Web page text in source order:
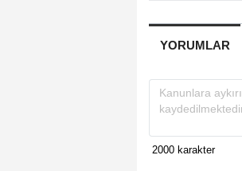
YORUMLAR